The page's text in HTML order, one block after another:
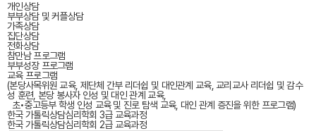
개인상담
부부상담 및 커플상담
가족상담
집단상담
전화상담
참만남 프로그램
부부성장 프로그램
교육 프로그램
(본당사목위원 교육, 제단체 간부 리더쉽 및 대인관계 교육, 교리교사 리더쉽 및 감수
성 훈련, 본당 봉사자 인성 및 대인 관계 교육,
초•중고등부 학생 인성 교육 및 진로 탐색 교육, 대인 관계 증진을 위한 프로그램)
한국 가톨릭상담심리학회 3급 교육과정
한국 가톨릭상담심리학회 2급 교육과정